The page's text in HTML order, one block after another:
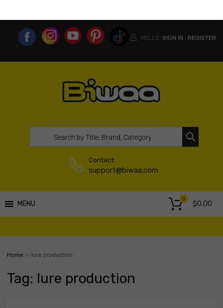
HELLO. SIGN IN REGISTER
Contact:
support@biwaa.com
MENU $0.00
0
Home lure production
Tag: lure production